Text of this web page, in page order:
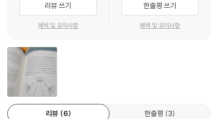
과도불균형에 이른 장부의 수가 적으면 가벼운 질환에 속하고, 과도불균형
에 이른 장부의 수가 많으면 중한 질환에 속한다. 따라서 가벼운 질환에는
간단한 처방이 사용되고, 중한 질환에는 복잡한 처방이 사용된다.
오행연산법은 권도원 선생의 양방향의 상생상극관계, 즉 상생지간과 상극
지간의 개념에서 힌트를 얻어 필자가 개발한 간단한 오행의 기들 간의 연
산법이다. 이를 이용하면 오수혈, 즉 장부혈을 이용한 보사법을 통해 특정
장부를 보사할 때 그 보사로 인해 오장오부의 전체 장부 시스템에 어떤 효
과가 미치는지 수량적으로 정확하게 알 수 있다.
주석원 원장은 8체질의학을 분석하면서 그 자신도 크게 놀랐다. 인체가 이
토록 정교한 수학적 체계로 축조되고 수학적 법칙으로 운행되고 있다니!
이처럼 치밀하고 명료한 원리가 있었던가! 수학자들이 수학의 정리(The
orem)가 완벽하게 증명되면 이렇게 외친다고 한다. “Beautiful!”
주원장이 바라본 8체질의학의 원리도 이처럼 아름다웠다고 한다. 그는 8
체질의학이 이렇게 치밀한 수학적 원리 위에 서 있다는 점에 크게 매료되
었다. 인류의 찬란한 현대문명이 결국 수학의 업적 때문이라고 보았기 때
문이다. 자동차, 항공기, 우주선, 마천루, 아우토반, 컴퓨터, 스마트폰, 그
리뷰 쓰기
혜택 및 유의사항
한줄평 쓰기
혜택 및 유의사항
리뷰 6 한줄평 3